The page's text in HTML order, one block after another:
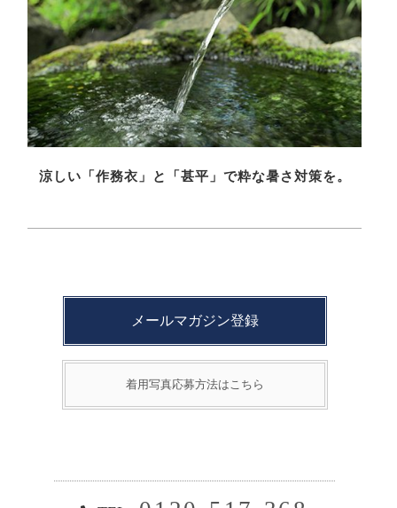
涼しい「作務衣」と「甚平」で粋な暑さ対策を。
メールマガジン登録
着用写真応募方法はこちら